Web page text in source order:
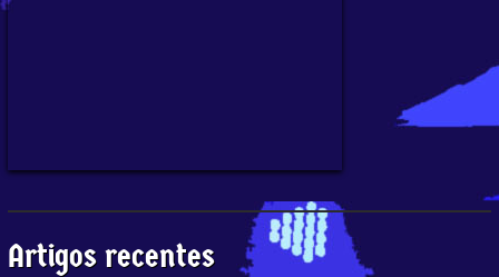
Artigos recentes